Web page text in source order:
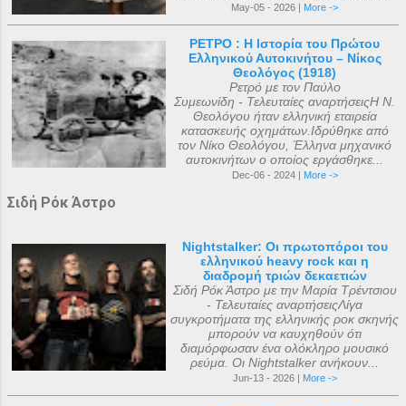
May-05 - 2026 | More ->
ΡΕΤΡΟ : Η Ιστορία του Πρώτου
Ελληνικού Αυτοκινήτου – Νίκος
Θεολόγος (1918)
Ρετρό με τον Παύλο
Συμεωνίδη - Τελευταίες αναρτήσειςΗ Ν.
Θεολόγου ήταν ελληνική εταιρεία
κατασκευής οχημάτων.Ιδρύθηκε από
τον Νίκο Θεολόγου, Έλληνα μηχανικό
αυτοκινήτων ο οποίος εργάσθηκε...
Dec-06 - 2024 | More ->
Σιδή Ρόκ Άστρο
Nightstalker: Οι πρωτοπόροι του
ελληνικού heavy rock και η
διαδρομή τριών δεκαετιών
Σιδή Ρόκ Άστρο με την Μαρία Τρέντσιου
- Τελευταίες αναρτήσειςΛίγα
συγκροτήματα της ελληνικής ροκ σκηνής
μπορούν να καυχηθούν ότι
διαμόρφωσαν ένα ολόκληρο μουσικό
ρεύμα. Οι Nightstalker ανήκουν...
Jun-13 - 2026 | More ->